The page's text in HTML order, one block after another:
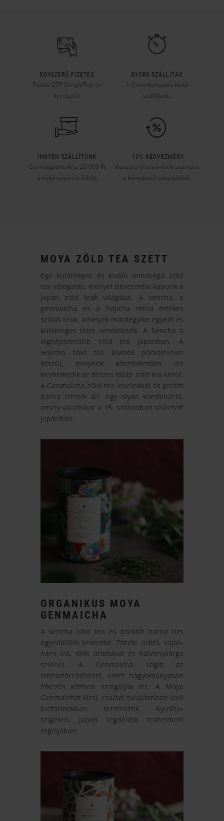
EGYSZERŰ FIZETÉS
Fizess OTP SimplePay-en
keresztül.
GYORS SZÁLLÍTÁS
1-2 munkanapon belül
szállítunk.
INGYEN SZÁLLÍTUNK
Csomagpontokra, 20 000 Ft
értékű vásárlás felett.
-10% KEDVEZMÉNY
Visszatérő vásárlóink számára
a következő vásárlásból.
MOYA ZÖLD TEA SZETT
Egy különleges és kiváló minőségű zöld
tea válogatás, mellyel bevezetést kapunk a
japán zöld teák világába. A sencha, a
genmaicha és a hojicha mind értékes
szálas teák, amelyek mindegyike egyedi és
különleges ízzel rendelkezik. A Sencha a
legnépszerűbb zöld tea Japánban. A
Hojicha zöld tea levelek pörkölésével
készül, melynek köszönhetően íze
kiemelkedik az összes többi zöld tea közül.
A Genmaicha zöld tea levelekből és pirítitt
barna rizsből áll: egy olyan kombináció,
amely valamikor a 15. században született
Japánban.
ORGANIKUS MOYA
GENMAICHA
A sencha zöld tea és pörkölt barna rizs
egyedülálló keveréke. Főzete üdítő, vajas-
édes ízű, diós aromával és halványsárga
színnel. A Genmaicha segíti az
emésztőrendszert, ezért hagyományosan
étkezés közben szolgálják fel. A Moya
Genmaichát kicsi, családi tulajdonban lévő
biofarmokban termesztik Kyushu-
szigeten, Japán legdélibb teatermelő
régiójában.